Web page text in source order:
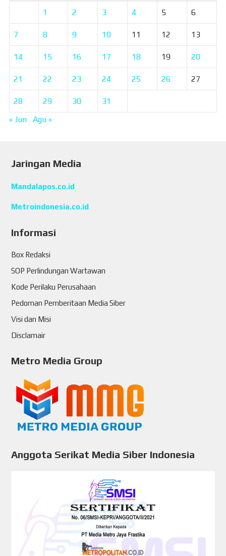
1 2 3 4 5 6
7 8 9 10 11 12 13
14 15 16 17 18 19 20
21 22 23 24 25 26 27
28 29 30
31
« Jun
Agu »
Jaringan Media
Mandalapos.co.id
Metroindonesia.co.id
Informasi
Box Redaksi
SOP Perlindungan Wartawan
Kode Perilaku Perusahaan
Pedoman Pemberitaan Media Siber
Visi dan Misi
Disclamair
Metro Media Group
Anggota Serikat Media Siber Indonesia